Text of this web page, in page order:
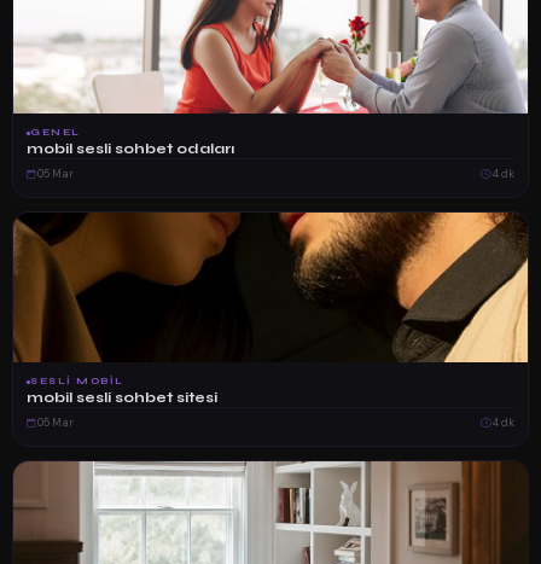
GENEL
mobil sesli sohbet odaları
05 Mar 4 dk
SESLI MOBIL
mobil sesli sohbet sitesi
05 Mar 4 dk